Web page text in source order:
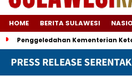
HOME BERITA SULAWESI
Penggeledahan Kementerian